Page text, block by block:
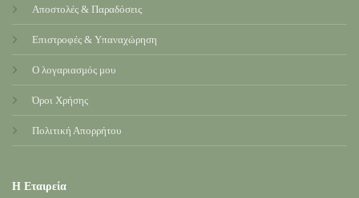
Αποστολές & Παραδόσεις
Επιστροφές & Υπαναχώρηση
Ο λογαριασμός μου
Όροι Χρήσης
Πολιτική Απορρήτου
Η Εταιρεία